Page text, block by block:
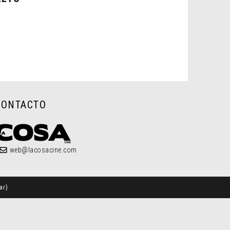
web@lacosacine.com
)